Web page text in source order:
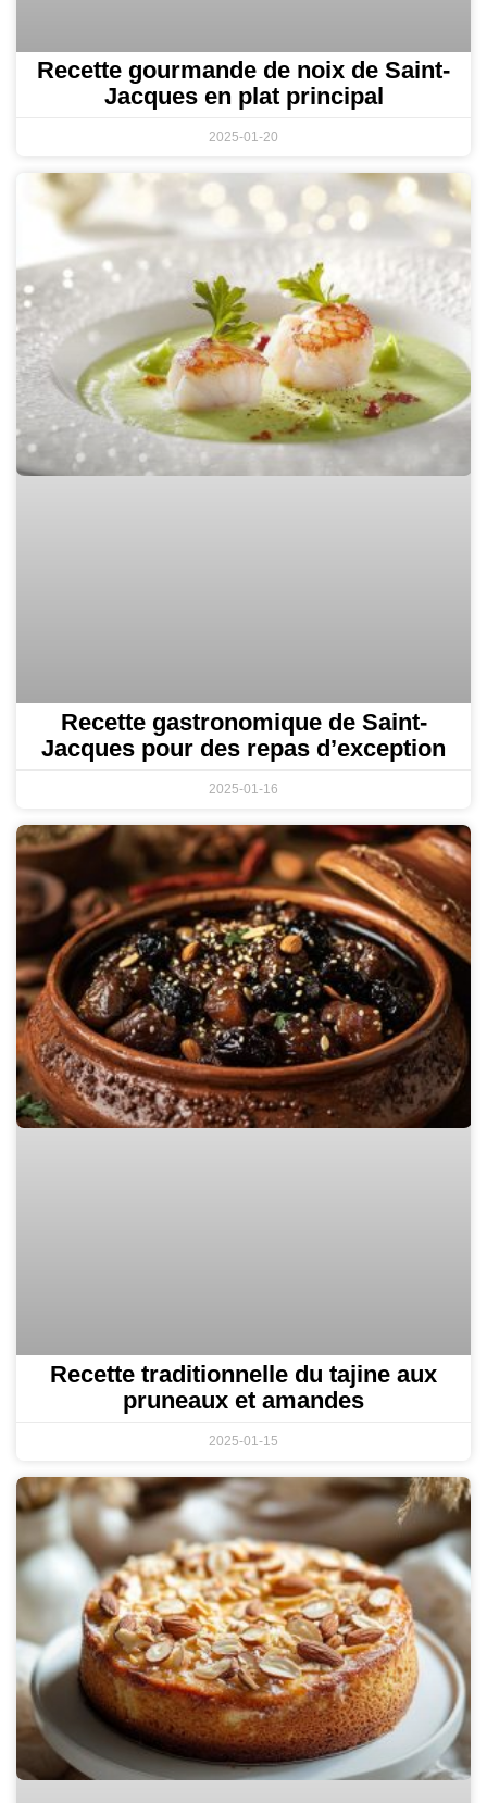
Recette gourmande de noix de Saint-
Jacques en plat principal
2025-01-20
Recette gastronomique de Saint-
Jacques pour des repas d’exception
2025-01-16
Recette traditionnelle du tajine aux
pruneaux et amandes
2025-01-15